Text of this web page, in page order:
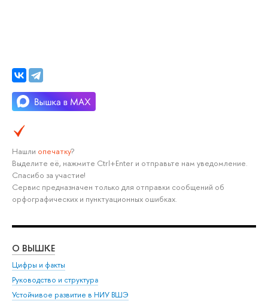
Нашли опечатку?
Выделите её, нажмите Ctrl+Enter и отправьте нам уведомление.
Спасибо за участие!
Сервис предназначен только для отправки сообщений об
орфографических и пунктуационных ошибках.
О ВЫШКЕ
Цифры и факты
Руководство и структура
Устойчивое развитие в НИУ ВШЭ